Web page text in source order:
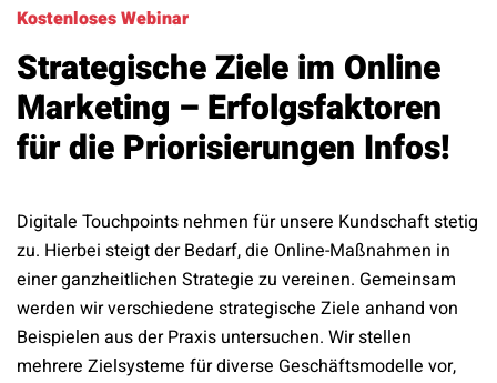
Kostenloses Webinar
Strategische Ziele im Online
Marketing – Erfolgsfaktoren
für die Priorisierungen Infos!
Digitale Touchpoints nehmen für unsere Kundschaft stetig
zu. Hierbei steigt der Bedarf, die Online-Maßnahmen in
einer ganzheitlichen Strategie zu vereinen. Gemeinsam
werden wir verschiedene strategische Ziele anhand von
Beispielen aus der Praxis untersuchen. Wir stellen
mehrere Zielsysteme für diverse Geschäftsmodelle vor,